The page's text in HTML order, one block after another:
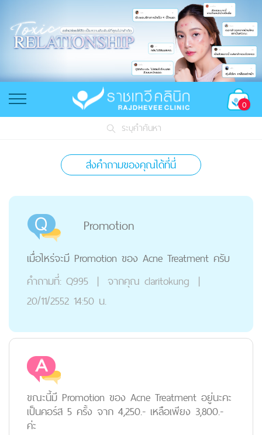
0
ระบุคำค้นหา
ส่งคำถามของคุณได้ที่นี่
Promotion
เมื่อไหร่จะมี Promotion ของ Acne Treatment ครับ
คำถามที่: Q995 | จากคุณ claritokung |
20/11/2552 14:50 น.
ขณะนี้มี Promotion ของ Acne Treatment อยู่นะคะ
เป็นคอร์ส 5 ครั้ง จาก 4,250.- เหลือเพียง 3,800.-
ค่ะ